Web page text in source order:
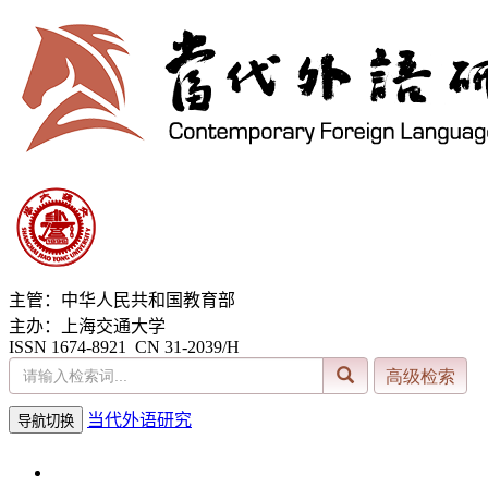
主管：中华人民共和国教育部
主办：上海交通大学
ISSN 1674-8921 CN 31-2039/H
导航切换 当代外语研究